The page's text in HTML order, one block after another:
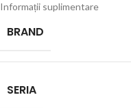
Informații suplimentare
BRAND
SERIA